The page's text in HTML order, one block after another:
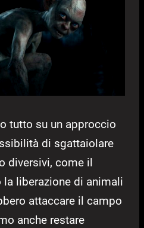
tutto su un approccio
di sgattaiolare
diversivi, come il
liberazione di animali
attaccare il campo
anche restare